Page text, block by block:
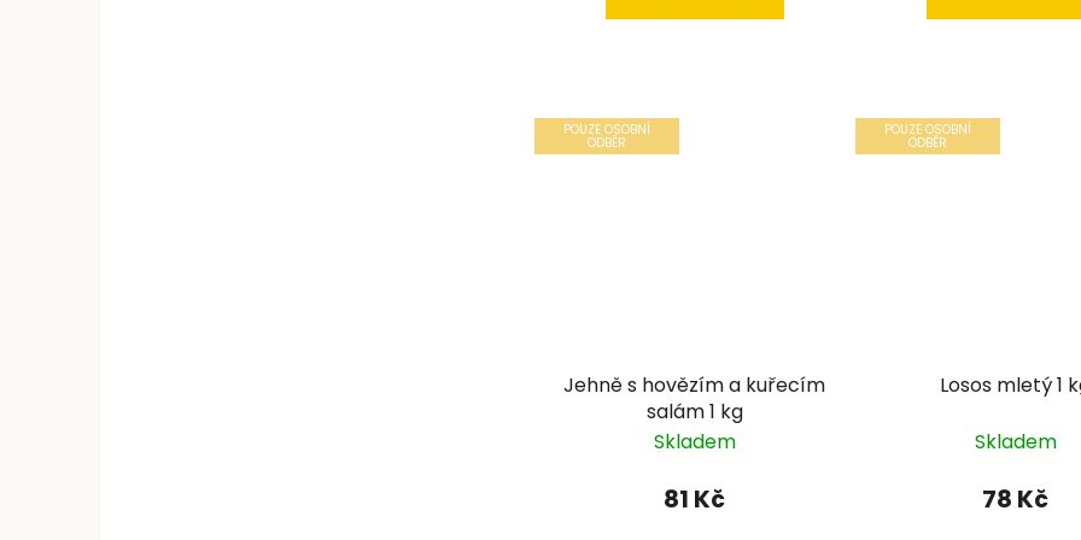
POUZE OSOBNÍ
ODBĚR
Jehně s hovězím a kuřecím
salám 1 kg
Skladem
81 Kč
POUZE OSOBNÍ
ODBĚR
Losos mletý 1
Skladem
78 Kč